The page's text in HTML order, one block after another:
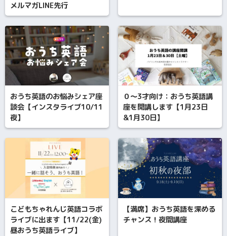
メルマガLINE先行
おうち英語のお悩みシェア座
談会【インスタライブ10/11
夜】
０～3才向け：おうち英語講
座を開講します【1月23日
&1月30日】
こどもちゃれんじ英語コラボ
ライブに出ます【11/22(金)
昼おうち英語ライブ】
【満席】おうち英語を深める
チャンス！夜間講座